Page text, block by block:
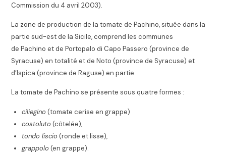
Commission du 4 avril 2003).
La zone de production de la tomate de Pachino, située dans la
partie sud-est de la Sicile, comprend les communes
de Pachino et de Portopalo di Capo Passero (province de
Syracuse) en totalité et de Noto (province de Syracuse) et
d’Ispica (province de Raguse) en partie.
La tomate de Pachino se présente sous quatre formes :
ciliegino (tomate cerise en grappe)
costoluto (côtelée),
tondo liscio (ronde et lisse),
grappolo (en grappe).